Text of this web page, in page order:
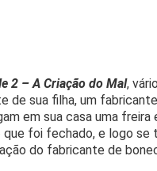
2 – A Criação do Mal,
de sua filha, um
em sua casa uma freira
foi fechado, e logo se
do fabricante de